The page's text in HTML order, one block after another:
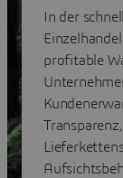
Führen Sie die
Innovationen
In der
profitable